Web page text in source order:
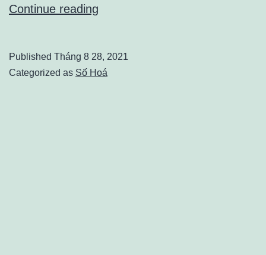
Continue reading
ích
Published Tháng 8 28, 2021
Categorized as Số Hoá